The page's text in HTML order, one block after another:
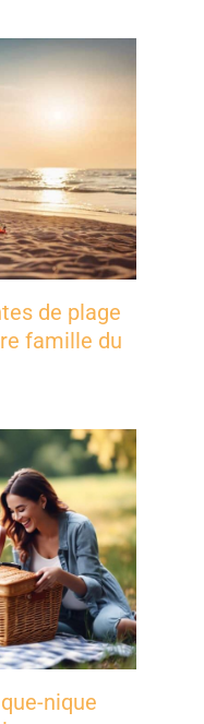
de plage
famille du
nique